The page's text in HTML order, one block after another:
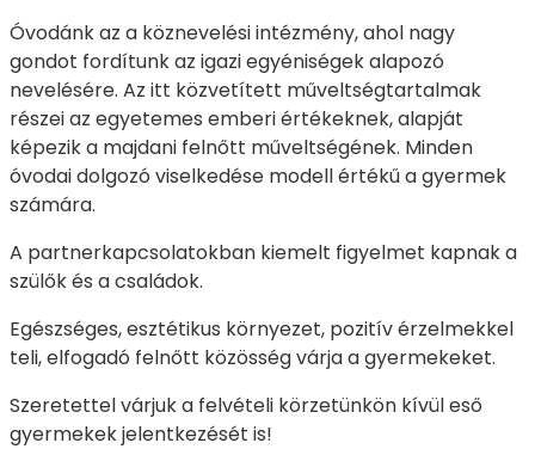
Óvodánk az a köznevelési intézmény, ahol nagy
gondot fordítunk az igazi egyéniségek alapozó
nevelésére. Az itt közvetített műveltségtartalmak
részei az egyetemes emberi értékeknek, alapját
képezik a majdani felnőtt műveltségének. Minden
óvodai dolgozó viselkedése modell értékű a gyermek
számára.
A partnerkapcsolatokban kiemelt figyelmet kapnak a
szülők és a családok.
Egészséges, esztétikus környezet, pozitív érzelmekkel
teli, elfogadó felnőtt közösség várja a gyermekeket.
Szeretettel várjuk a felvételi körzetünkön kívül eső
gyermekek jelentkezését is!